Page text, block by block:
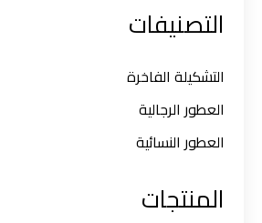
التصنيفات
التشكيلة الفاخرة
العطور الرجالية
العطور النسائية
المنتجات